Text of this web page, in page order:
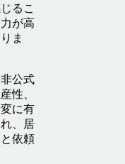
るこ
が高
ま
公式
性、
に有
、居
依頼